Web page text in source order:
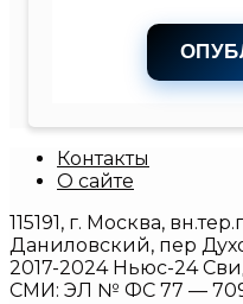
Контакты
О сайте
115191, г. Москва,
Даниловский, пер
2017-2024 Ньюс-24
СМИ: ЭЛ № ФС 77 —